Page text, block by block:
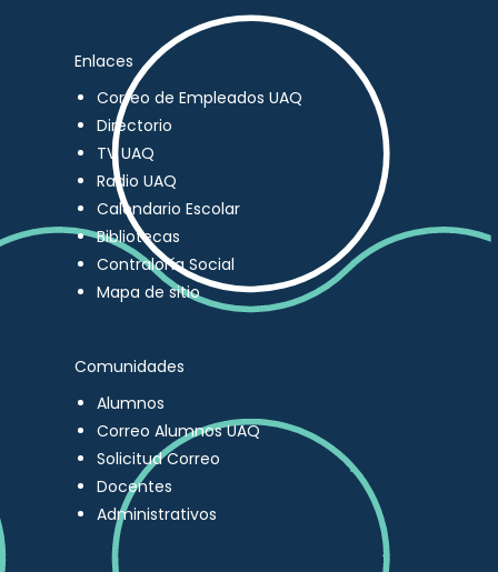
Enlaces
Correo de Empleados UAQ
Directorio
TV UAQ
Radio UAQ
Calendario Escolar
Bibliotecas
Contraloría Social
Mapa de sitio
Comunidades
Alumnos
Correo Alumnos UAQ
Solicitud Correo
Docentes
Administrativos